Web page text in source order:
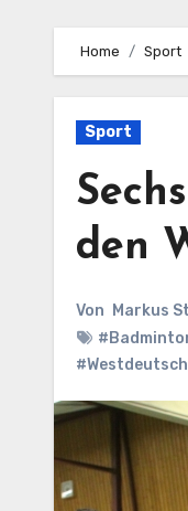
Home Sport
Sport
den
Von Markus